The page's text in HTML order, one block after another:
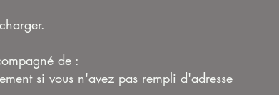
de :
si vous n'avez pas rempli d'adresse